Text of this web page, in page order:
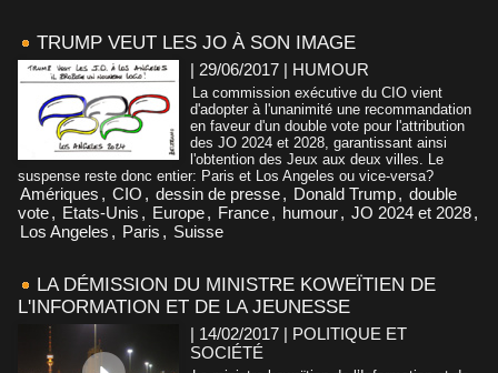
TRUMP VEUT LES JO À SON IMAGE
| 29/06/2017 | HUMOUR
La commission exécutive du CIO vient
d'adopter à l'unanimité une recommandation
en faveur d'un double vote pour l'attribution
des JO 2024 et 2028, garantissant ainsi
l'obtention des Jeux aux deux villes. Le
suspense reste donc entier: Paris et Los Angeles ou vice-versa?
Amériques , CIO , dessin de presse, Donald Trump, double
vote, Etats-Unis , Europe, France, humour, JO 2024 et 2028,
Los Angeles , Paris , Suisse
LA DÉMISSION DU MINISTRE KOWEÏTIEN DE
L'INFORMATION ET DE LA JEUNESSE
| 14/02/2017 | POLITIQUE ET
SOCIÉTÉ